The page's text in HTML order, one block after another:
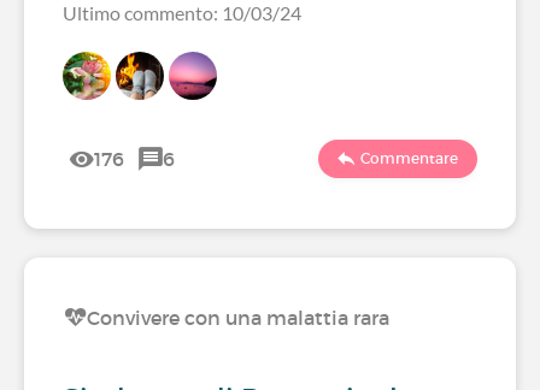
Ultimo commento: 10/03/24
176 6 Commentare
Convivere con una malattia rara